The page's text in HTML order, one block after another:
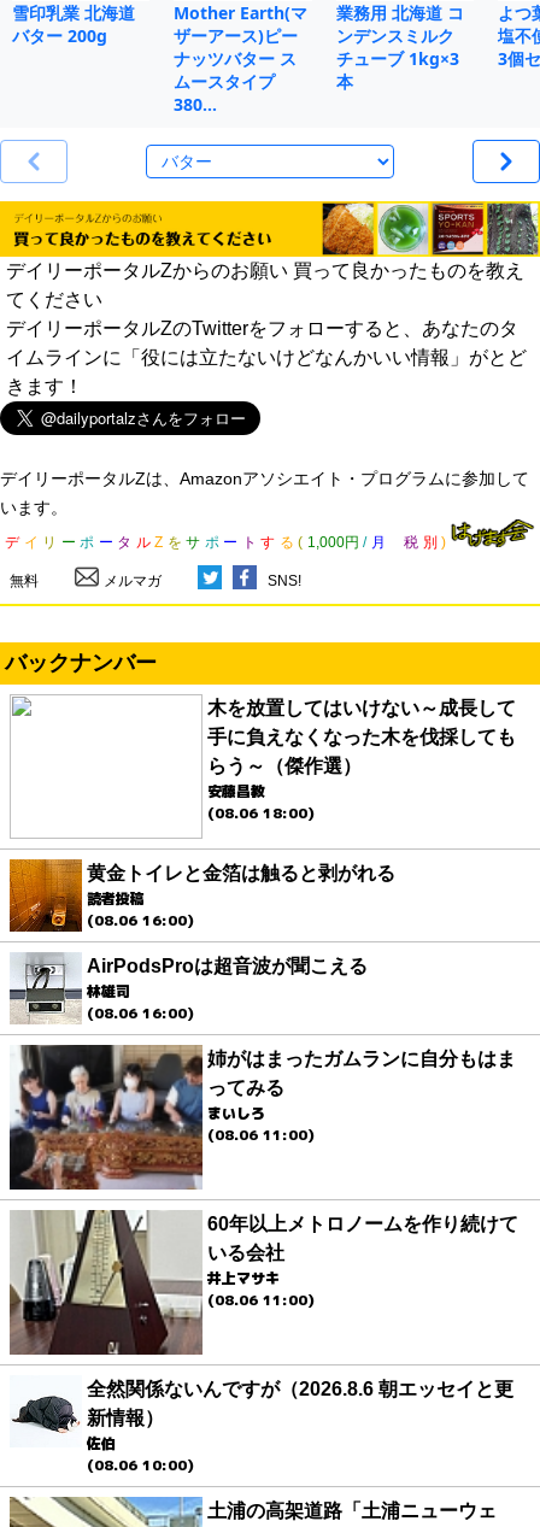
雪印乳業 北海道
バター 200g
Mother Earth(マ
ザーアース)ピー
ナッツバター ス
ムースタイプ
380…
業務用 北海道 コ
ンデンスミルク
チューブ 1kg×3
本
よつ
塩不
3個
デイリーポータルZからのお願い 買って良かったものを教え
てください
デイリーポータルZのTwitterをフォローすると、あなたのタ
イムラインに「役には立たないけどなんかいい情報」がとど
きます！
デイリーポータルZは、Amazonアソシエイト・プログラムに参加して
います。
デ イ リ ー ポ ー タ ル Z を サ ポ ー ト す る ( 1,000円 / 月 税 別 )
無料 メルマガ SNS!
バックナンバー
木を放置してはいけない～成長して
手に負えなくなった木を伐採しても
らう～（傑作選）
安藤昌教
(08.06 18:00)
黄金トイレと金箔は触ると剥がれる
読者投稿
(08.06 16:00)
AirPodsProは超音波が聞こえる
林雄司
(08.06 16:00)
姉がはまったガムランに自分もはま
ってみる
まいしろ
(08.06 11:00)
60年以上メトロノームを作り続けて
いる会社
井上マサキ
(08.06 11:00)
全然関係ないんですが（2026.8.6 朝エッセイと更
新情報）
佐伯
(08.06 10:00)
土浦の高架道路「土浦ニューウェ